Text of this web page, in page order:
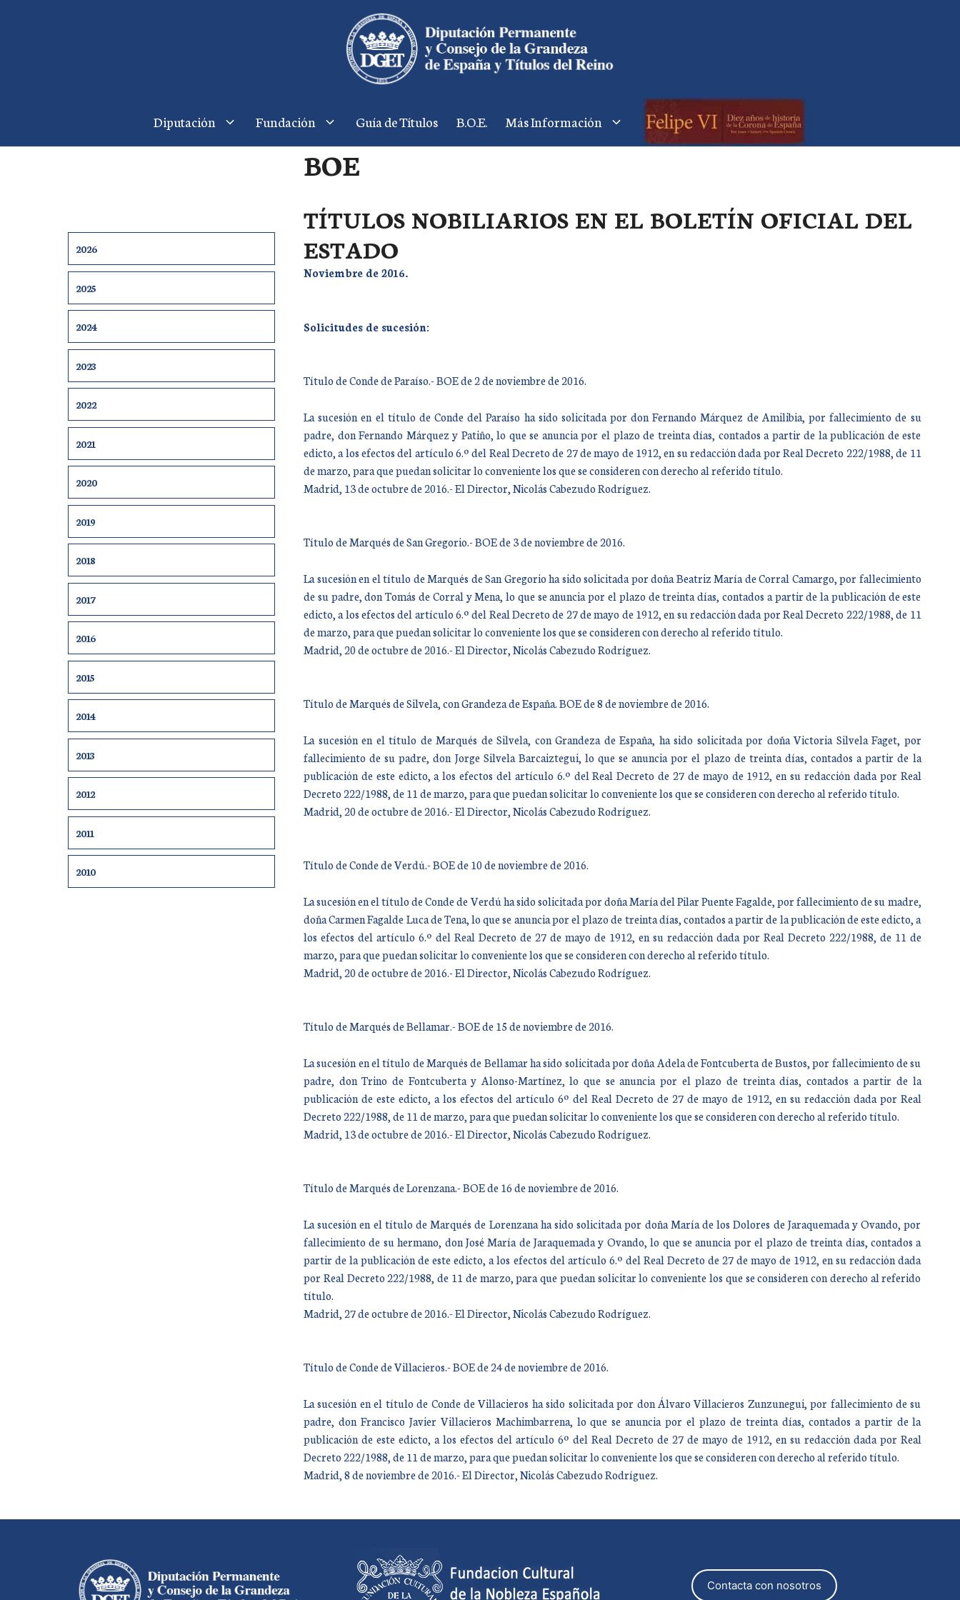
Diputación Fundación Guía de Títulos B.O.E. Más Información
BOE
TÍTULOS NOBILIARIOS EN EL BOLETÍN OFICIAL DEL
ESTADO
Noviembre de 2016.
Solicitudes de sucesión:
Título de Conde de Paraíso.- BOE de 2 de noviembre de 2016.
La sucesión en el título de Conde del Paraíso ha sido solicitada por don Fernando Márquez de Amilibia, por fallecimiento de su
padre, don Fernando Márquez y Patiño, lo que se anuncia por el plazo de treinta días, contados a partir de la publicación de este
edicto, a los efectos del artículo 6.º del Real Decreto de 27 de mayo de 1912, en su redacción dada por Real Decreto 222/1988, de 11
de marzo, para que puedan solicitar lo conveniente los que se consideren con derecho al referido título.
Madrid, 13 de octubre de 2016.- El Director, Nicolás Cabezudo Rodríguez.
Título de Marqués de San Gregorio.- BOE de 3 de noviembre de 2016.
La sucesión en el título de Marqués de San Gregorio ha sido solicitada por doña Beatriz María de Corral Camargo, por fallecimiento
de su padre, don Tomás de Corral y Mena, lo que se anuncia por el plazo de treinta días, contados a partir de la publicación de este
edicto, a los efectos del artículo 6.º del Real Decreto de 27 de mayo de 1912, en su redacción dada por Real Decreto 222/1988, de 11
de marzo, para que puedan solicitar lo conveniente los que se consideren con derecho al referido título.
Madrid, 20 de octubre de 2016.- El Director, Nicolás Cabezudo Rodríguez.
Título de Marqués de Silvela, con Grandeza de España. BOE de 8 de noviembre de 2016.
La sucesión en el título de Marqués de Silvela, con Grandeza de España, ha sido solicitada por doña Victoria Silvela Faget, por
fallecimiento de su padre, don Jorge Silvela Barcaiztegui, lo que se anuncia por el plazo de treinta días, contados a partir de la
publicación de este edicto, a los efectos del artículo 6.º del Real Decreto de 27 de mayo de 1912, en su redacción dada por Real
Decreto 222/1988, de 11 de marzo, para que puedan solicitar lo conveniente los que se consideren con derecho al referido título.
Madrid, 20 de octubre de 2016.- El Director, Nicolás Cabezudo Rodríguez.
Título de Conde de Verdú.- BOE de 10 de noviembre de 2016.
La sucesión en el título de Conde de Verdú ha sido solicitada por doña María del Pilar Puente Fagalde, por fallecimiento de su madre,
doña Carmen Fagalde Luca de Tena, lo que se anuncia por el plazo de treinta días, contados a partir de la publicación de este edicto, a
los efectos del artículo 6.º del Real Decreto de 27 de mayo de 1912, en su redacción dada por Real Decreto 222/1988, de 11 de
marzo, para que puedan solicitar lo conveniente los que se consideren con derecho al referido título.
Madrid, 20 de octubre de 2016.- El Director, Nicolás Cabezudo Rodríguez.
Título de Marqués de Bellamar.- BOE de 15 de noviembre de 2016.
La sucesión en el título de Marqués de Bellamar ha sido solicitada por doña Adela de Fontcuberta de Bustos, por fallecimiento de su
padre, don Trino de Fontcuberta y Alonso-Martínez, lo que se anuncia por el plazo de treinta días, contados a partir de la
publicación de este edicto, a los efectos del artículo 6º del Real Decreto de 27 de mayo de 1912, en su redacción dada por Real
Decreto 222/1988, de 11 de marzo, para que puedan solicitar lo conveniente los que se consideren con derecho al referido título.
Madrid, 13 de octubre de 2016.- El Director, Nicolás Cabezudo Rodríguez.
Título de Marqués de Lorenzana.- BOE de 16 de noviembre de 2016.
La sucesión en el título de Marqués de Lorenzana ha sido solicitada por doña María de los Dolores de Jaraquemada y Ovando, por
fallecimiento de su hermano, don José María de Jaraquemada y Ovando, lo que se anuncia por el plazo de treinta días, contados a
partir de la publicación de este edicto, a los efectos del artículo 6.º del Real Decreto de 27 de mayo de 1912, en su redacción dada
por Real Decreto 222/1988, de 11 de marzo, para que puedan solicitar lo conveniente los que se consideren con derecho al referido
título.
Madrid, 27 de octubre de 2016.- El Director, Nicolás Cabezudo Rodríguez.
Título de Conde de Villacieros.- BOE de 24 de noviembre de 2016.
La sucesión en el título de Conde de Villacieros ha sido solicitada por don Álvaro Villacieros Zunzunegui, por fallecimiento de su
padre, don Francisco Javier Villacieros Machimbarrena, lo que se anuncia por el plazo de treinta días, contados a partir de la
publicación de este edicto, a los efectos del artículo 6º del Real Decreto de 27 de mayo de 1912, en su redacción dada por Real
Decreto 222/1988, de 11 de marzo, para que puedan solicitar lo conveniente los que se consideren con derecho al referido título.
Madrid, 8 de noviembre de 2016.- El Director, Nicolás Cabezudo Rodríguez.
2026
2025
2024
2023
2022
2021
2020
2019
2018
2017
2016
2015
2014
2013
2012
2011
2010
Contacta con nosotros